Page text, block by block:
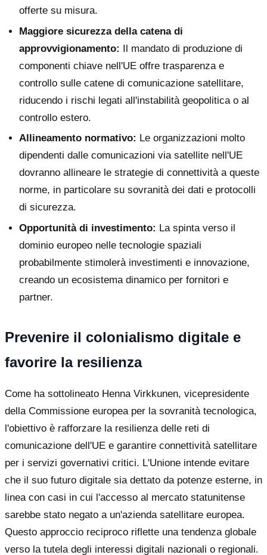
offerte su misura.
Maggiore sicurezza della catena di
approvvigionamento: Il mandato di produzione di
componenti chiave nell'UE offre trasparenza e
controllo sulle catene di comunicazione satellitare,
riducendo i rischi legati all'instabilità geopolitica o al
controllo estero.
Allineamento normativo: Le organizzazioni molto
dipendenti dalle comunicazioni via satellite nell'UE
dovranno allineare le strategie di connettività a queste
norme, in particolare su sovranità dei dati e protocolli
di sicurezza.
Opportunità di investimento: La spinta verso il
dominio europeo nelle tecnologie spaziali
probabilmente stimolerà investimenti e innovazione,
creando un ecosistema dinamico per fornitori e
partner.
Prevenire il colonialismo digitale e
favorire la resilienza
Come ha sottolineato Henna Virkkunen, vicepresidente
della Commissione europea per la sovranità tecnologica,
l'obiettivo è rafforzare la resilienza delle reti di
comunicazione dell'UE e garantire connettività satellitare
per i servizi governativi critici. L'Unione intende evitare
che il suo futuro digitale sia dettato da potenze esterne, in
linea con casi in cui l'accesso al mercato statunitense
sarebbe stato negato a un'azienda satellitare europea.
Questo approccio reciproco riflette una tendenza globale
verso la tutela degli interessi digitali nazionali o regionali.